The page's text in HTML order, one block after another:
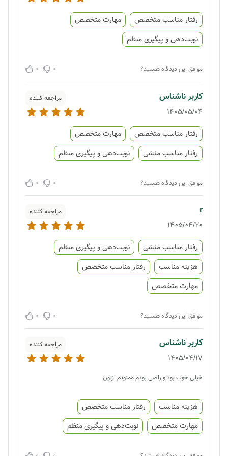
رفتار مناسب متخصص
مهارت متخصص
نوبت‌دهی و پیگیری منظم
موافق این دیدگاه هستید؟ 0
0
کاربر ناشناس مراجعه کننده
1405/05/04
رفتار مناسب متخصص
مهارت متخصص
رفتار مناسب منشی
نوبت‌دهی و پیگیری منظم
موافق این دیدگاه هستید؟ 0
0
r مراجعه کننده
1405/04/20
رفتار مناسب منشی
نوبت‌دهی و پیگیری منظم
هزینه مناسب
رفتار مناسب متخصص
مهارت متخصص
موافق این دیدگاه هستید؟ 0
0
کاربر ناشناس مراجعه کننده
1405/04/17
خیلی خوب بود و راضی بودم ممنونم ازتون
هزینه مناسب
رفتار مناسب متخصص
مهارت متخصص
نوبت‌دهی و پیگیری منظم